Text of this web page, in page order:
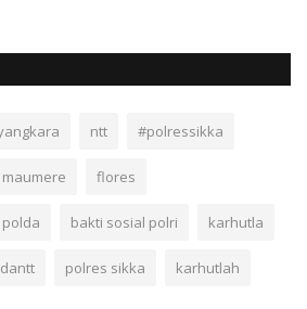
ntt #polressikka
maumere flores
polda bakti sosial polri karhutla
polres sikka karhutlah